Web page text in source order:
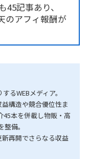
45記事あり、
のアフィ報酬が
るWEBメディア。
構造や競合優位性ま
45本を併載し物販・高
備。
再開でさらなる収益